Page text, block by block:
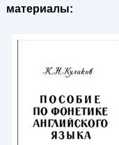
материалы: